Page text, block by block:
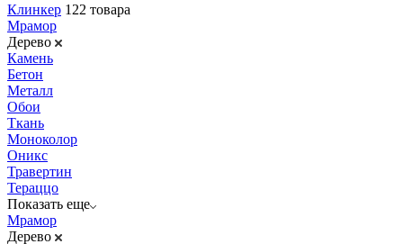
Клинкер 122 товара
Мрамор
Дерево
Камень
Бетон
Металл
Обои
Ткань
Моноколор
Оникс
Травертин
Тераццо
Показать еще
Мрамор
Дерево